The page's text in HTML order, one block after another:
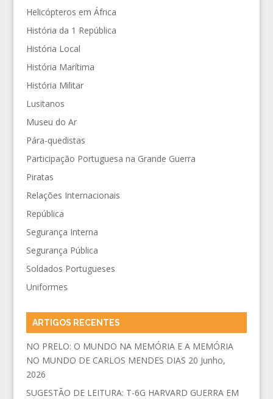
Helicópteros em África
História da 1 República
História Local
História Marítima
História Militar
Lusitanos
Museu do Ar
Pára-quedistas
Participação Portuguesa na Grande Guerra
Piratas
Relações Internacionais
República
Segurança Interna
Segurança Pública
Soldados Portugueses
Uniformes
ARTIGOS RECENTES
NO PRELO: O MUNDO NA MEMÓRIA E A MEMÓRIA
NO MUNDO DE CARLOS MENDES DIAS 20 Junho,
2026
SUGESTÃO DE LEITURA: T-6G HARVARD GUERRA EM